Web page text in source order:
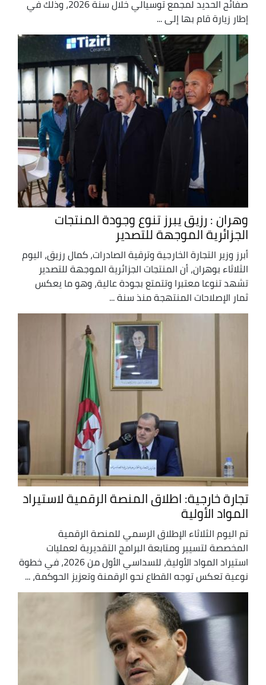
صفائح الحديد لمجمع توسيالي خلال سنة 2026، وذلك في
إطار زيارة قام بها إلى ...
وهران : رزيق يبرز تنوع وجودة المنتجات
الجزائرية الموجهة للتصدير
أبرز وزير التجارة الخارجية وترقية الصادرات، كمال رزيق، اليوم
الثلاثاء بوهران، أن المنتجات الجزائرية الموجهة للتصدير
تشهد تنوعا معتبرا وتتمتع بجودة عالية، وهو ما يعكس
ثمار الإصلاحات المنتهجة منذ سنة ...
تجارة خارجية: اطلاق المنصة الرقمية لاستيراد
المواد الأولية
تم اليوم الثلاثاء الإطلاق الرسمي للمنصة الرقمية
المخصصة لتسيير ومتابعة البرامج التقديرية لعمليات
استيراد المواد الأولية، للسداسي الأول من 2026، في خطوة
نوعية تعكس توجه القطاع نحو الرقمنة وتعزيز الحوكمة، ...